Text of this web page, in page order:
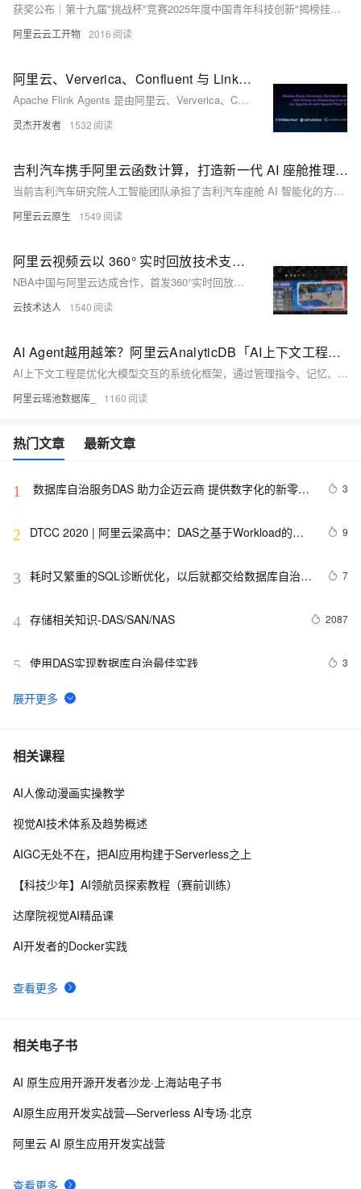
获奖公布｜第十九届"挑战杯"竞赛2025年度中国青年科技创新"揭榜挂帅"擂台赛阿里云“AI技术助力乡村振兴”专题赛拟授奖名单公示
阿里云云工开物 2016
阿里云、Ververica、Confluent 与 LinkedIn 携手推进流式创新，共筑基于 Apache Flink Agents 的智能体 AI 未来
Apache Flink Agents 是由阿里云、Ververica、Confluent 与 LinkedIn 联合推出的开源子项目，旨在基于 Flink 构建可扩展、事件驱动的生产级 AI 智能体框架，实现数据与智能的实时融合。
灵杰开发者 1532
吉利汽车携手阿里云函数计算，打造新一代 AI 座舱推理引擎
当前吉利汽车研究院人工智能团队承担了吉利汽车座舱 AI 智能化的方案建设，在和阿里云的合作中，基于星睿智算中心 2.0 的 23.5EFLOPS 强大算力，构建 AI 混合云架构，面向百万级用户的实时推理计算引入阿里云函数计算的 Serverless GPU 算力集群，共同为智能座舱的交互和娱乐功能提供大模型推理业务服务，涵盖的场景如针对模糊指令的复杂意图解析、文生图、情感 TTS 等。
阿里云云原生 1549
阿里云视频云以 360° 实时回放技术支撑 NBA 2025 中国赛 —— AI 开启“智能观赛”新体验
NBA中国与阿里云达成合作，首发360°实时回放技术，融合AI视觉引擎，实现多视角、低延时、沉浸式观赛新体验，重新定义体育赛事观看方式。
云技术达人 1540
AI Agent越用越笨？阿里云AnalyticDB「AI上下文工程」一招破解！
AI上下文工程是优化大模型交互的系统化框架，通过管理指令、记忆、知识库等上下文要素，解决信息缺失、长度溢出与上下文失效等问题。依托AnalyticDB等技术，实现上下文的采集、存储、组装与调度，提升AI Agent的准确性与协同效率，助力企业构建高效、稳定的智能应用。
阿里云瑶池数据库_ 1160
热门文章 最新文章
1
数据库自治服务DAS 助力企迈云商 提供数字化的新零售
3
2
DTCC 2020 | 阿里云梁高中：DAS之基于Workload的全
9
3 耗时又繁重的SQL诊断优化，以后就都交给数据库自治服
7
4 存储相关知识-DAS/SAN/NAS 2087
5 使用DAS实现数据库自治最佳实践 3
6 对话｜DAS的数据库自治技术解读
7 数据库自治专家DAS在手，安心过春节！
8 DAS、NAS、SAN存储系统完全分析
10SQL优化有绝招，使用DAS提升工作效率！完成任务可领
相关课程
查看更多
AI人像动漫画实操教学
视觉AI技术体系及趋势概述
AIGC无处不在，把AI应用构建于Serverless之上
【科技少年】AI领航员探索教程（赛前训练）
达摩院视觉AI精品课
AI开发者的Docker实践
相关电子书
查看更多
AI 原生应用开源开发者沙龙·上海站电子书
AI原生应用开发实战营—Serverless AI专场·北京
阿里云 AI 原生应用开发实战营